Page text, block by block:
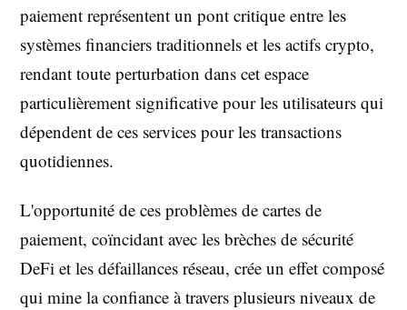
paiement représentent un pont critique entre les
systèmes financiers traditionnels et les actifs crypto,
rendant toute perturbation dans cet espace
particulièrement significative pour les utilisateurs qui
dépendent de ces services pour les transactions
quotidiennes.
L'opportunité de ces problèmes de cartes de
paiement, coïncidant avec les brèches de sécurité
DeFi et les défaillances réseau, crée un effet composé
qui mine la confiance à travers plusieurs niveaux de